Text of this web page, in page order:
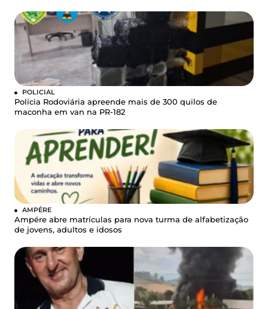
POLICIAL
Polícia Rodoviária apreende mais de 300 quilos de
maconha em van na PR-182
AMPÉRE
Ampére abre matrículas para nova turma de alfabetização
de jovens, adultos e idosos